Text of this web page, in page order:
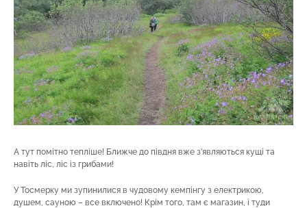
А тут помітно тепліше! Ближче до півдня вже з’являються кущі та
навіть ліс, ліс із грибами!
У Тосмерку ми зупинилися в чудовому кемпінгу з електрикою,
душем, сауною – все включено! Крім того, там є магазин, і туди